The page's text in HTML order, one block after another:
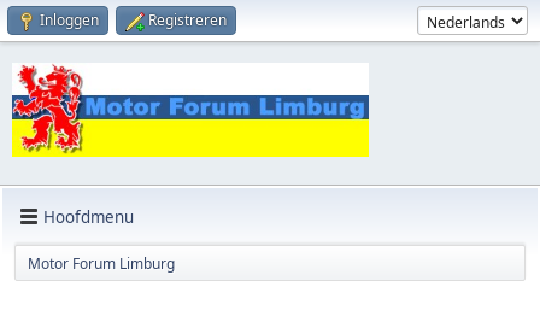
Inloggen Registreren
Hoofdmenu
Motor Forum Limburg